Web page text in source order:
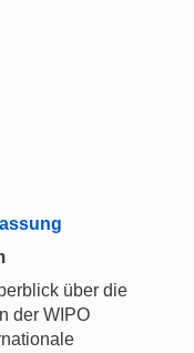
über die
der WIPO